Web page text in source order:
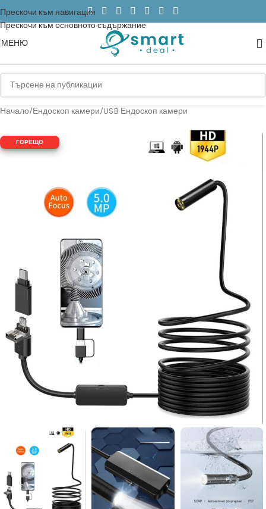
Прескочи към навигация
Прескочи към основното съдържание
МЕНЮ
Начало/Ендоскоп камери/USB Ендоскоп камери
ГОРЕЩО